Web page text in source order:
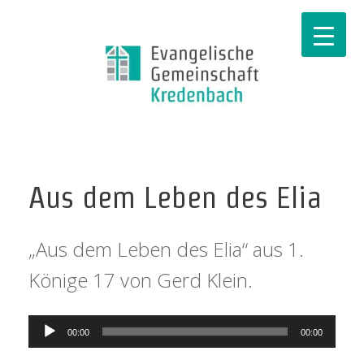
Aus dem Leben des Elia
„Aus dem Leben des Elia“ aus 1.
Könige 17 von Gerd Klein.
Audio-
00:00 00:00